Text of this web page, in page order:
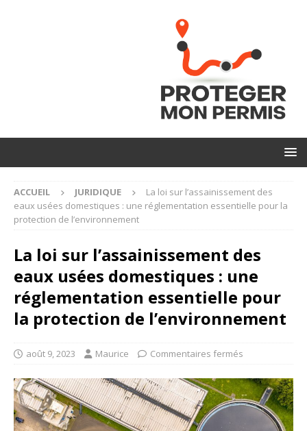
ACCUEIL JURIDIQUE
La loi sur l’assainissement des
eaux usées domestiques : une réglementation essentielle pour la
protection de l’environnement
La loi sur l’assainissement des
eaux usées domestiques : une
réglementation essentielle pour
la protection de l’environnement
août 9, 2023 Maurice Commentaires fermés